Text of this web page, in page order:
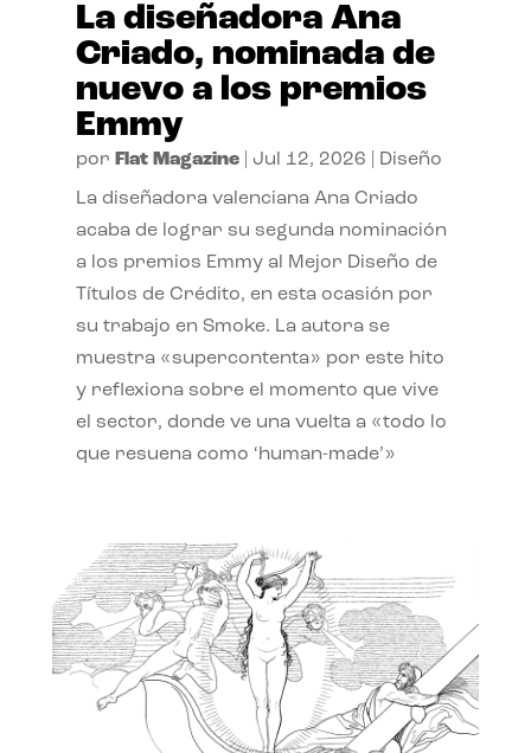
La diseñadora Ana
Criado, nominada de
nuevo a los premios
Emmy
por Flat Magazine| Jul 12, 2026 Diseño
La diseñadora valenciana Ana Criado
acaba de lograr su segunda nominación
a los premios Emmy al Mejor Diseño de
Títulos de Crédito, en esta ocasión por
su trabajo en Smoke. La autora se
muestra «supercontenta» por este hito
y reflexiona sobre el momento que vive
el sector, donde ve una vuelta a «todo lo
que resuena como ‘human-made’»